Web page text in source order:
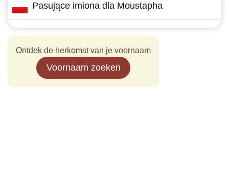
Pasujące imiona dla Moustapha
Ontdek de herkomst van je voornaam
Voornaam zoeken